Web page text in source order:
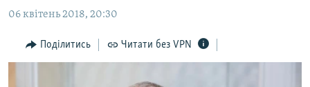
навігації
Перейти
БЛОГИ
ПОГЛЯД
06 квітень 2018, 20:30
Поділитись Читати без VPN